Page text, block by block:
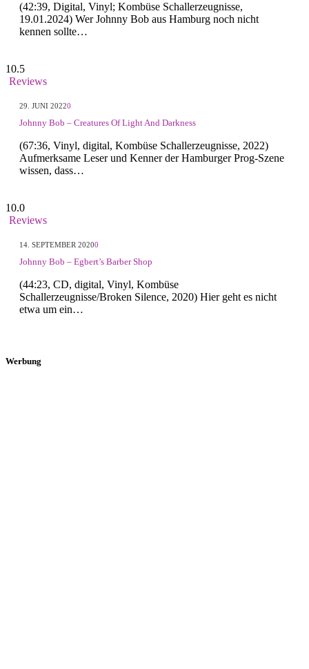
(42:39, Digital, Vinyl; Kombüse Schallerzeugnisse,
19.01.2024) Wer Johnny Bob aus Hamburg noch nicht
kennen sollte…
10.5
Reviews
29. JUNI 20220
Johnny Bob – Creatures Of Light And Darkness
(67:36, Vinyl, digital, Kombüse Schallerzeugnisse, 2022)
Aufmerksame Leser und Kenner der Hamburger Prog-Szene
wissen, dass…
10.0
Reviews
14. SEPTEMBER 20200
Johnny Bob – Egbert’s Barber Shop
(44:23, CD, digital, Vinyl, Kombüse
Schallerzeugnisse/Broken Silence, 2020) Hier geht es nicht
etwa um ein…
Werbung